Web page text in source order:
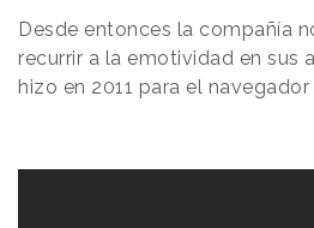
Desde entonces la compañía
recurrir a la emotividad en sus
hizo en 2011 para el navegador